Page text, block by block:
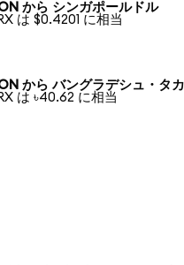
から シンガポールドル
は $0.4201 に相当
から バングラデシュ・タカ
は ৳40.62 に相当